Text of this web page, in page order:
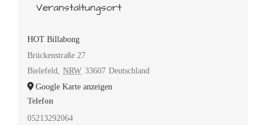
Veranstaltungsort
HOT Billabong
Brückenstraße 27
Bielefeld, NRW 33607 Deutschland
Google Karte anzeigen
Telefon
05213292064